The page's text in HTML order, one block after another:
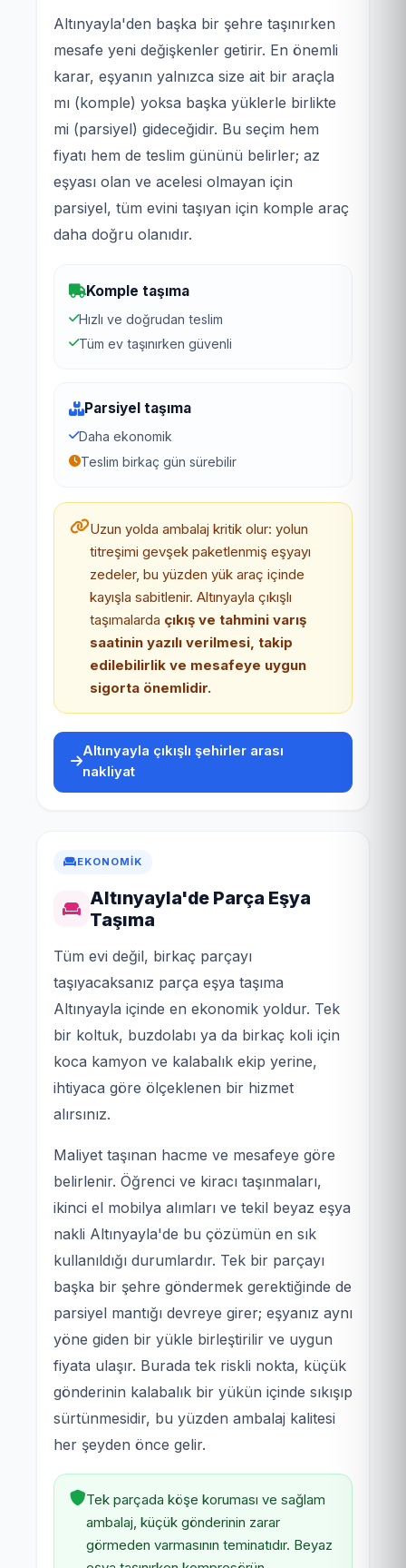
Altınyayla'den başka bir şehre taşınırken
mesafe yeni değişkenler getirir. En önemli
karar, eşyanın yalnızca size ait bir araçla
mı (komple) yoksa başka yüklerle birlikte
mi (parsiyel) gideceğidir. Bu seçim hem
fiyatı hem de teslim gününü belirler; az
eşyası olan ve acelesi olmayan için
parsiyel, tüm evini taşıyan için komple araç
daha doğru olanıdır.
Komple taşıma
Hızlı ve doğrudan teslim
Tüm ev taşınırken güvenli
Parsiyel taşıma
Daha ekonomik
Teslim birkaç gün sürebilir
Uzun yolda ambalaj kritik olur: yolun
titreşimi gevşek paketlenmiş eşyayı
zedeler, bu yüzden yük araç içinde
kayışla sabitlenir. Altınyayla çıkışlı
taşımalarda çıkış ve tahmini varış
saatinin yazılı verilmesi, takip
edilebilirlik ve mesafeye uygun
sigorta önemlidir.
Altınyayla çıkışlı şehirler arası
nakliyat
EKONOMIK
Altınyayla'de Parça Eşya
Taşıma
Tüm evi değil, birkaç parçayı
taşıyacaksanız parça eşya taşıma
Altınyayla içinde en ekonomik yoldur. Tek
bir koltuk, buzdolabı ya da birkaç koli için
koca kamyon ve kalabalık ekip yerine,
ihtiyaca göre ölçeklenen bir hizmet
alırsınız.
Maliyet taşınan hacme ve mesafeye göre
belirlenir. Öğrenci ve kiracı taşınmaları,
ikinci el mobilya alımları ve tekil beyaz eşya
nakli Altınyayla'de bu çözümün en sık
kullanıldığı durumlardır. Tek bir parçayı
başka bir şehre göndermek gerektiğinde de
parsiyel mantığı devreye girer; eşyanız aynı
yöne giden bir yükle birleştirilir ve uygun
fiyata ulaşır. Burada tek riskli nokta, küçük
gönderinin kalabalık bir yükün içinde sıkışıp
sürtünmesidir, bu yüzden ambalaj kalitesi
her şeyden önce gelir.
Tek parçada köşe koruması ve sağlam
ambalaj, küçük gönderinin zarar
görmeden varmasının teminatıdır. Beyaz